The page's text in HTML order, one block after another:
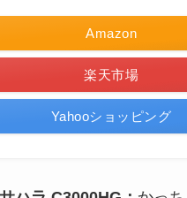
Amazon
楽天市場
Yahooショッピング